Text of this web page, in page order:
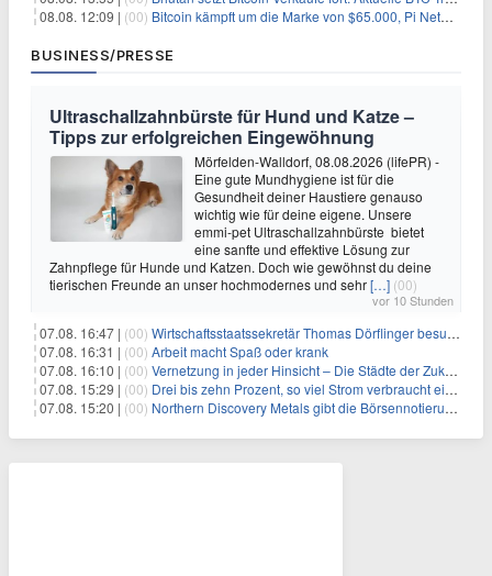
08.08. 12:09 | (00) Bitcoin kämpft um die Marke von $65.000, Pi Network gewinnt an Unterstützung
BUSINESS/PRESSE
Ultraschallzahnbürste für Hund und Katze –
Tipps zur erfolgreichen Eingewöhnung
Mörfelden-Walldorf, 08.08.2026 (lifePR) -
Eine gute Mundhygiene ist für die
Gesundheit deiner Haustiere genauso
wichtig wie für deine eigene. Unsere
emmi-pet Ultraschallzahnbürste bietet
eine sanfte und effektive Lösung zur
Zahnpflege für Hunde und Katzen. Doch wie gewöhnst du deine
tierischen Freunde an unser hochmodernes und sehr[…] (00)
vor 10 Stunden
07.08. 16:47 | (00) Wirtschaftsstaatssekretär Thomas Dörflinger besucht Handwerksbetrieb im Kammerbezirk Freiburg
07.08. 16:31 | (00) Arbeit macht Spaß oder krank
07.08. 16:10 | (00) Vernetzung in jeder Hinsicht – Die Städte der Zukunft sind grün-blau
07.08. 15:29 | (00) Drei bis zehn Prozent, so viel Strom verbraucht ein Aufzug im Gebäude
07.08. 15:20 | (00) Northern Discovery Metals gibt die Börsennotierung an der Frankfurter Wertpapierbörse bekannt